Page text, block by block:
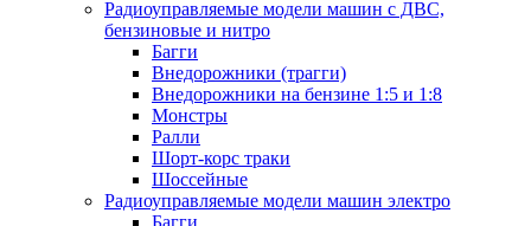
Радиоуправляемые модели машин с ДВС,
бензиновые и нитро
Багги
Внедорожники (трагги)
Внедорожники на бензине 1:5 и 1:8
Монстры
Ралли
Шорт-корс траки
Шоссейные
Радиоуправляемые модели машин электро
Багги